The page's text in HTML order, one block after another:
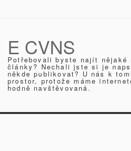
E CVNS
Potřebovali byste najít nějaké
články? Nechali jste si je
někde publikovat? U nás k
prostor, protože máme
hodně navštěvovaná.